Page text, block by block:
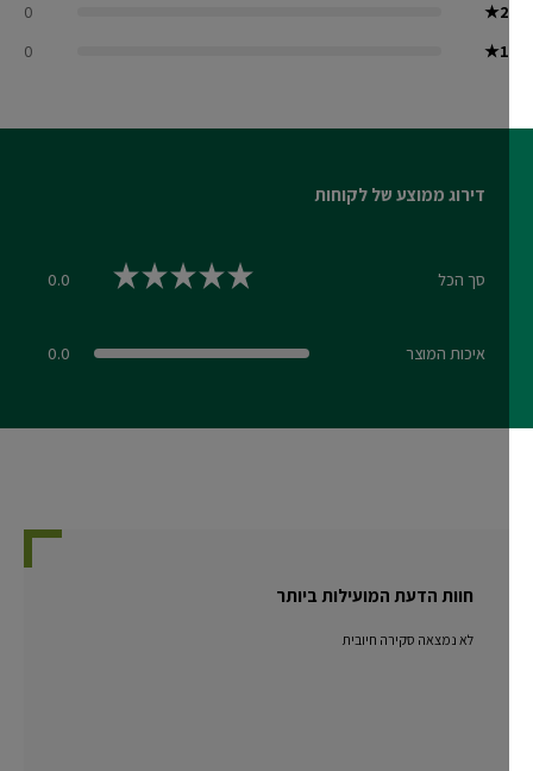
דירוג ממוצע של לקוחות
סך הכל
איכות המוצר
חוות הדעת המועילות ביותר
לא נמצאה סקירה חיובית